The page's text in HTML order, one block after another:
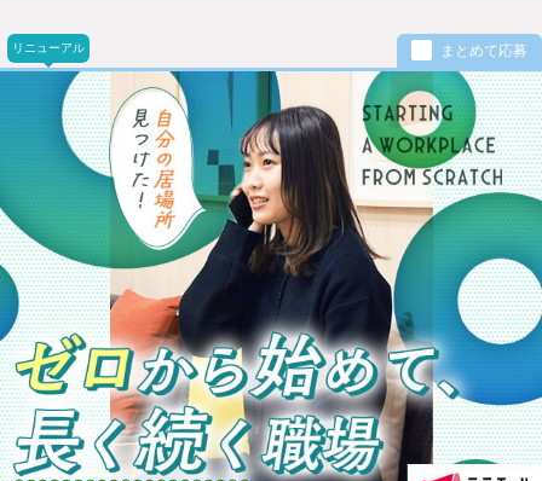
リニューアル まとめて応募